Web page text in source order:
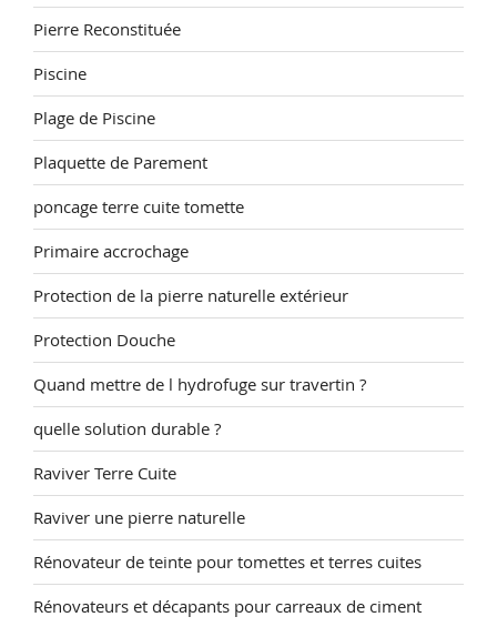
Pierre Reconstituée
Piscine
Plage de Piscine
Plaquette de Parement
poncage terre cuite tomette
Primaire accrochage
Protection de la pierre naturelle extérieur
Protection Douche
Quand mettre de l hydrofuge sur travertin ?
quelle solution durable ?
Raviver Terre Cuite
Raviver une pierre naturelle
Rénovateur de teinte pour tomettes et terres cuites
Rénovateurs et décapants pour carreaux de ciment